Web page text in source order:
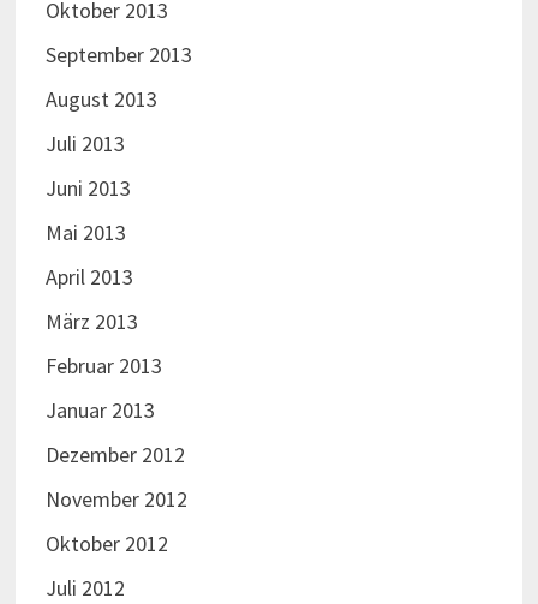
Oktober 2013
September 2013
August 2013
Juli 2013
Juni 2013
Mai 2013
April 2013
März 2013
Februar 2013
Januar 2013
Dezember 2012
November 2012
Oktober 2012
Juli 2012